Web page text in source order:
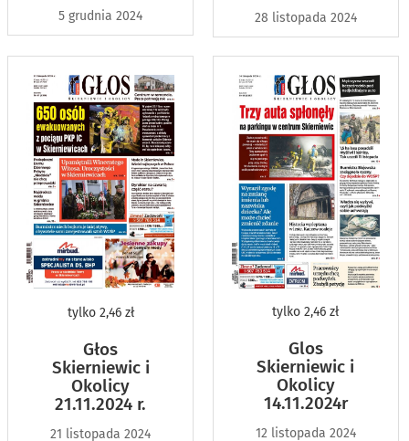
5 grudnia 2024 28 listopada 2024
tylko2,46 zł
Głos
Skierniewic i
Okolicy
21.11.2024 r.
21 listopada 2024
tylko 2,46 zł
Glos
Skierniewic i
Okolicy
14.11.2024r
12 listopada 2024